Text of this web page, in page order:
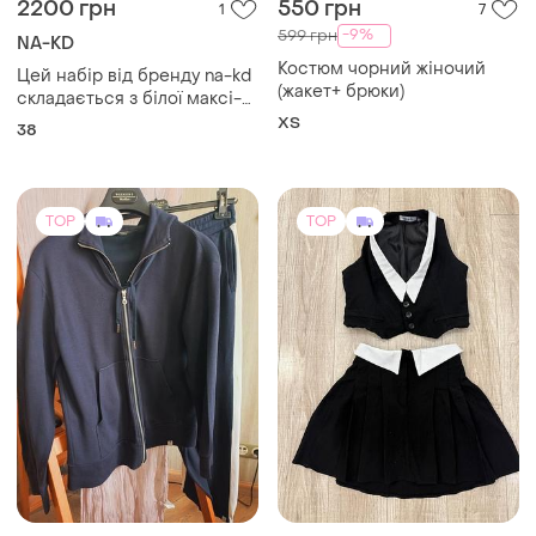
TOP
1200 грн 0
Max Mara
Костюм "weekend maxmara"
для отдыха, размер s/m,
рост 160см
TOP
550 грн
600 грн
Костюм з юбкою
M